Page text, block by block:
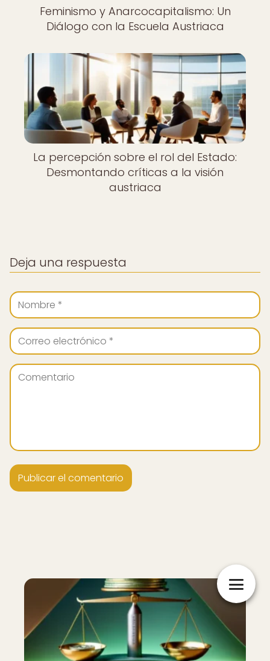
Feminismo y Anarcocapitalismo: Un
Diálogo con la Escuela Austriaca
La percepción sobre el rol del Estado:
Desmontando críticas a la visión
austriaca
Deja una respuesta